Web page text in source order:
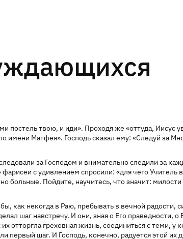
постель твою, и иди». Проходя же «оттуда, Иисус
имени Матфея». Господь сказал ему: «Следуй за
за Господом и внимательно следили за
с удивлением спросили: «для чего Учитель
больные. Пойдите, научитесь, что значит:
как некогда в Раю, пребывать в вечной радости,
шаг навстречу. И они, зная о Его праведности,
отторгла греховная жизнь, соединиться с теми, у
первый шаг. И Господь, конечно, радуется этой их